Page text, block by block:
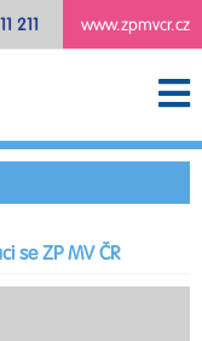
www.zpmvcr.cz
211
se ZP MV ČR